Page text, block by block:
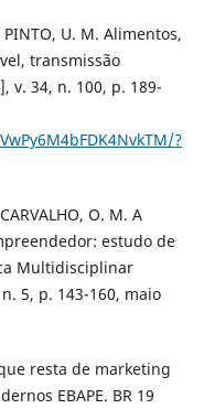
PINTO, U. M. Alimentos,
transmissão
v. 34, n. 100, p. 189-
?
O. M. A
estudo de
Multidisciplinar
5, p. 143-160, maio
resta de marketing
EBAPE. BR 19